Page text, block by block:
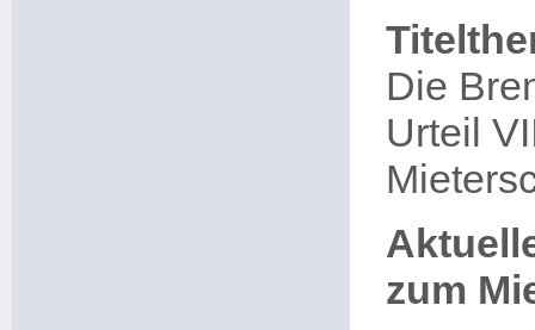
Die
Urteil
zum